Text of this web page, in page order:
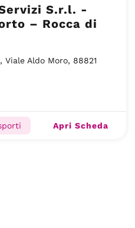
S.r.l. -
– Rocca di
Viale Aldo Moro, 88821
Apri Scheda